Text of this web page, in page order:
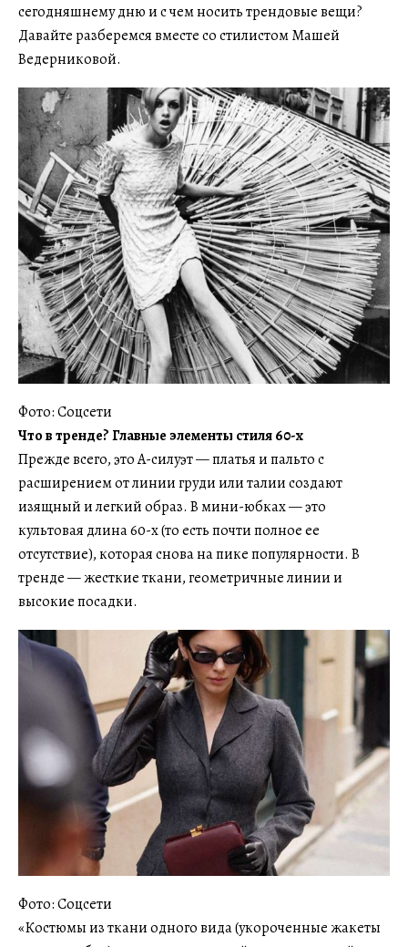
сегодняшнему дню и с чем носить трендовые вещи?
Давайте разберемся вместе со стилистом Машей
Ведерниковой.
Фото: Соцсети
Что в тренде? Главные элементы стиля 60-х
Прежде всего, это А-силуэт — платья и пальто с
расширением от линии груди или талии создают
изящный и легкий образ. В мини-юбках — это
культовая длина 60-х (то есть почти полное ее
отсутствие), которая снова на пике популярности. В
тренде — жесткие ткани, геометричные линии и
высокие посадки.
Фото: Соцсети
«Костюмы из ткани одного вида (укороченные жакеты